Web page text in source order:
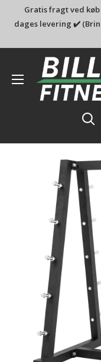
Gratis fragt ved køb
dages levering ✔️
Billig-
fitness.dk